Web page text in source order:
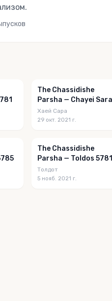
The Chassidishe
Parsha — Chayei
5781
Хаей Сара
29 окт. 2021 г.
The Chassidishe
Parsha — Toldos 5781
Толдот
5 нояб. 2021 г.